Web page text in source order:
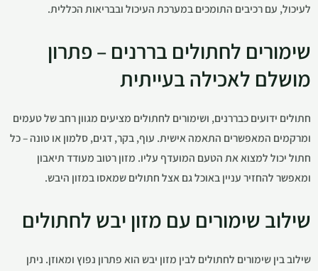
לעיכול, עם רכיבים התומכים במערכת העיכול ובבריאות הכללית.
שימורים לחתולים בררנים – פתרון
מושלם לאכילה בעייתית
חתולים ידועים כבררנים, ושימורים לחתולים מציעים מגוון רחב של טעמים
ומרקמים המאפשרים התאמה אישית. עוף, בקר, דגים, סלמון או טונה – כל
חתול יכול למצוא את הטעם המועדף עליו. מזון רטוב מעודד תיאבון
ומאפשר להחזיר עניין באוכל גם אצל חתולים שמאסו במזון היבש.
שילוב שימורים עם מזון יבש לחתולים
שילוב בין שימורים לחתולים לבין מזון יבש הוא פתרון נפוץ ומאוזן. ניתן